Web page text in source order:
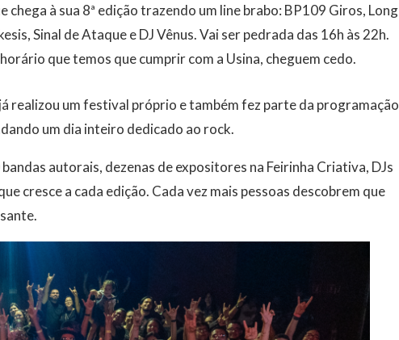
chega à sua 8ª edição trazendo um line brabo: BP109 Giros, Long
Sinal de Ataque e DJ Vênus. Vai ser pedrada das 16h às 22h.
que temos que cumprir com a Usina, cheguem cedo.
realizou um festival próprio e também fez parte da programação
um dia inteiro dedicado ao rock.
autorais, dezenas de expositores na Feirinha Criativa, DJs
cresce a cada edição. Cada vez mais pessoas descobrem que